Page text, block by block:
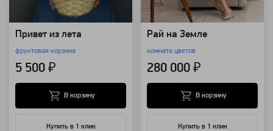
Привет из лета
фруктовая корзина
5 500 ₽
Купить в 1 клик
В корзину
Рай на Земле
комната цветов
280 000 ₽
Купить в 1 клик
В корзину